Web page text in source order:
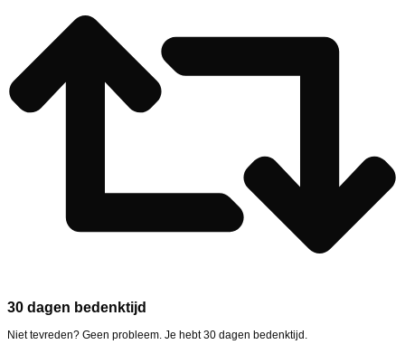
30 dagen bedenktijd
Niet tevreden? Geen probleem. Je hebt 30 dagen bedenktijd.